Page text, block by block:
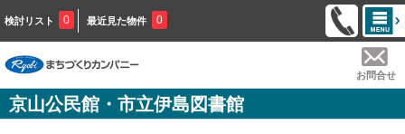
検討リスト 0 最近見た物件 0
お問合せ
京山公民館・市立伊島図書館